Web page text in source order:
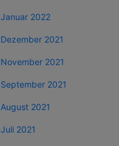
Januar 2022
Dezember 2021
November 2021
September 2021
August 2021
Juli 2021